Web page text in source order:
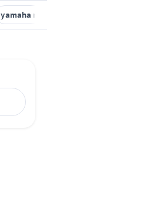
yamaha mt09 2017 moto